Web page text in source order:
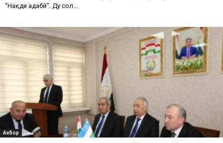
“Нақди адабӣ”. Ду сол...
Ахбор